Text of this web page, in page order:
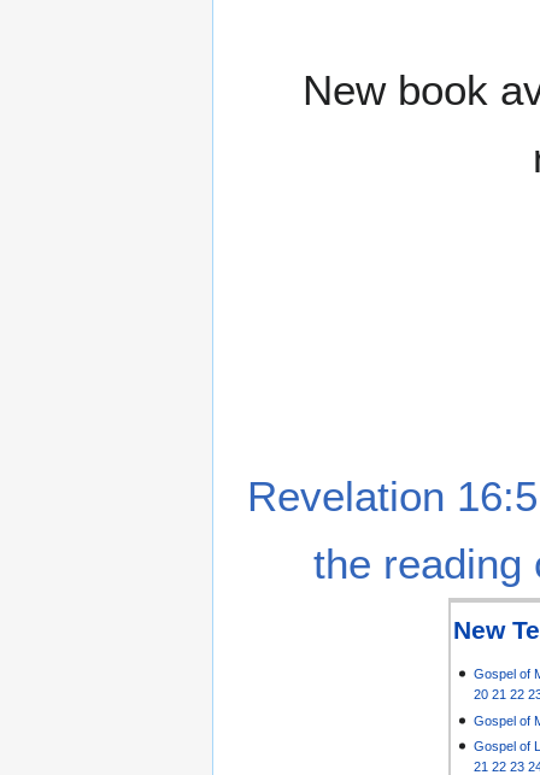
New book
Revelation
the reading
New
Gospel of
20 21 22
Gospel of
Gospel of
21 22 23